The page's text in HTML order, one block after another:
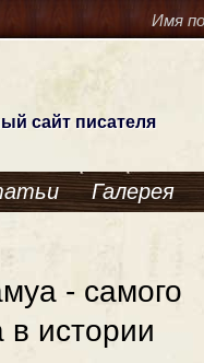
Имя
сайт писателя
Галерея
- самого
в истории